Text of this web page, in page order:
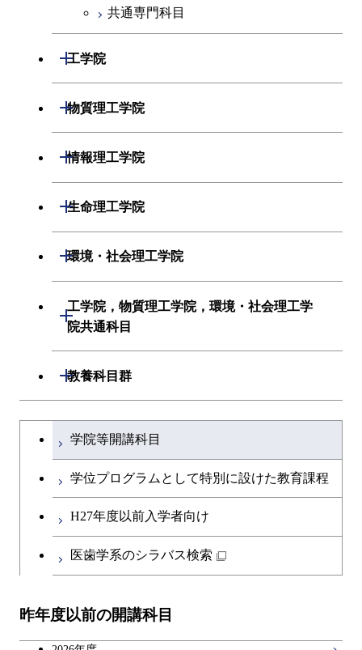
共通専門科目
工学院
開閉
機械系
電気電子系
経営工学系
初年次専門科目
創造プロセス科目
物質理工学院
開閉
材料系
初年次専門科目
共通専門科目
情報理工学院
開閉
数理・計算科学系
初年次専門科目
創造プロセス科目
共通専門科目
生命理工学院
開閉
生命理工学系
創造プロセス科目
共通専門科目
環境・社会理工学院
開閉
建築学系
融合理工学系
初年次専門科目
共通専門科目
工学院，物質理工学院，環境・社会理工学
院共通科目
開閉
工学院，物質理工学院，環境・社会
教養科目群
開閉
文系教養科目
英語科目
第二外国語科目
アントレプレナーシップ科目
学士課程を切り替える
学院等開講科目
学位プログラムとして特別に設けた教育課程
H27年度以前入学者向け
医歯学系のシラバス検索
昨年度以前の開講科目